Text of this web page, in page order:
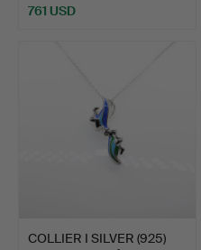
761 USD
COLLIER I SILVER (925)